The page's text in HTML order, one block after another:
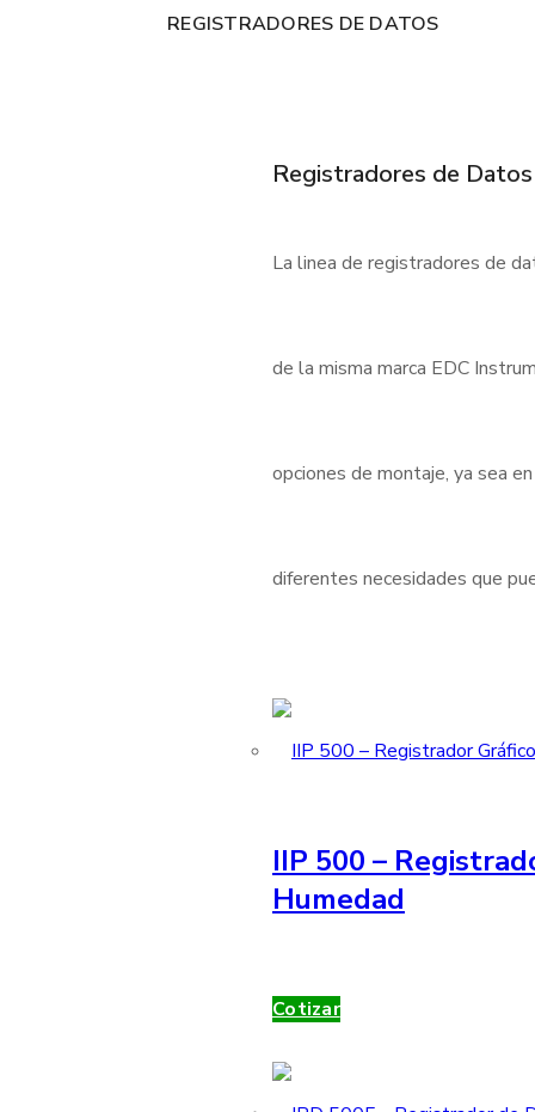
REGISTRADORES DE DATOS
Registradores de Datos
La linea de registradores de
de la misma marca EDC
opciones de montaje, ya sea
diferentes necesidades que
IIP 500 –
Humedad
Cotizar